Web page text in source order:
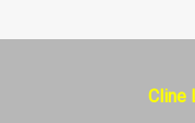
Cline